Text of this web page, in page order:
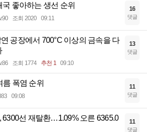
국 좋아하는 생선 순위
조회 2020 09:11
16
댓글
공장에서 700°C 이상의 금속을 다
조회 1774 추천 1 09:10
13
댓글
폭염 순위
09:08
11
댓글
6300선 재탈환…1.09% 오른 6365.0
11
댓글